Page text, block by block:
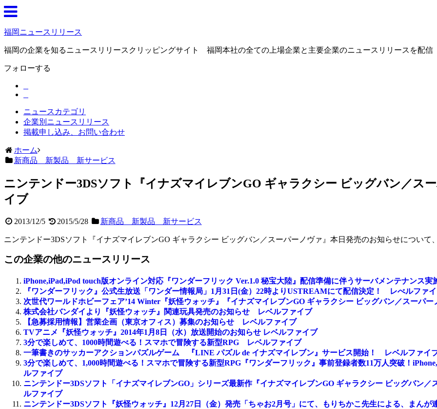
福岡ニュースリリース
福岡の企業を知るニュースリリースクリッピングサイト 福岡本社の全ての上場企業と主要企業のニュースリリースを配信
フォローする
ニュースカテゴリ
企業別ニュースリリース
掲載申し込み、お問い合わせ
ホーム
新商品 新製品 新サービス
ニンテンドー3DSソフト『イナズマイレブンGO ギャラクシー ビッグバン／
イブ
2013/12/5 2015/5/28 新商品 新製品 新サービス
ニンテンドー3DSソフト『イナズマイレブンGO ギャラクシー ビッグバン／スーパーノヴァ』本日発売のお知らせについて
この企業の他のニュースリリース
iPhone,iPad,iPod touch版オンライン対応『ワンダーフリック Ver.1.0 秘宝大陸』配信準備に伴うサーバメンテナンス
『ワンダーフリック』公式生放送「ワンダー情報局」1月31日(金）22時よりUSTREAMにて配信決定！ レべルファ
次世代ワールドホビーフェア’14 Winter『妖怪ウォッチ』『イナズマイレブンGO ギャラクシー ビッグバン／スーパ
株式会社バンダイより『妖怪ウォッチ』関連玩具発売のお知らせ レベルファイブ
【急募採用情報】営業企画（東京オフィス）募集のお知らせ レベルファイブ
TVアニメ『妖怪ウォッチ』2014年1月8日（水）放送開始のお知らせ レベルファイブ
3分で楽しめて、1000時間遊べる！スマホで冒険する新型RPG レベルファイブ
一筆書きのサッカーアクションパズルゲーム 『LINE パズル de イナズマイレブン』サービス開始！ レベルファイ
3分で楽しめて、1,000時間遊べる！スマホで冒険する新型RPG『ワンダーフリック』事前登録者数11万人突破！
ルファイブ
ニンテンドー3DSソフト「イナズマイレブンGO」シリーズ最新作『イナズマイレブンGO ギャラクシー ビッグバン
ルファイブ
ニンテンドー3DSソフト『妖怪ウォッチ』12月27日（金）発売「ちゃお2月号」にて、もりちかこ先生による、まんが